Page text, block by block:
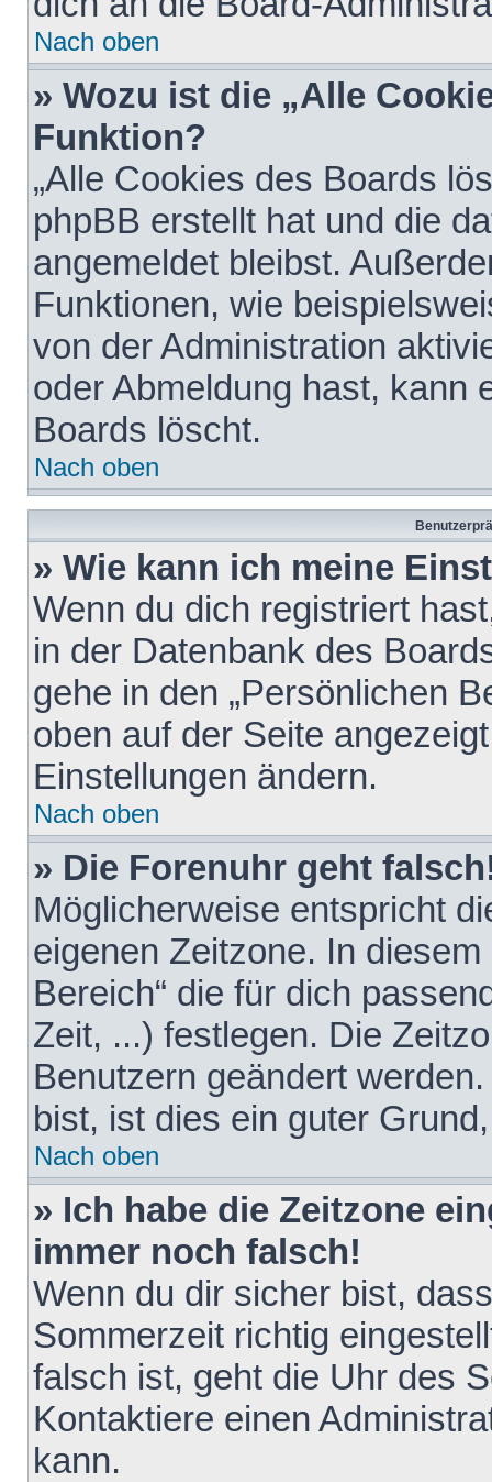
Nach oben
» Wozu ist die „Alle
Funktion?
„Alle Cookies des Boards
phpBB erstellt hat und die
angemeldet bleibst.
Funktionen, wie
von der Administration
oder Abmeldung hast, kann
Boards löscht.
Nach oben
» Wie kann ich meine
Wenn du dich registriert
in der Datenbank des
gehe in den „Persönlichen
oben auf der Seite
Einstellungen ändern.
Nach oben
» Die Forenuhr geht
Möglicherweise entspricht
eigenen Zeitzone. In
Bereich“ die für dich
Zeit, ...) festlegen. Die
Benutzern geändert
bist, ist dies ein guter
Nach oben
» Ich habe die Zeitzone
immer noch falsch!
Wenn du dir sicher bist,
Sommerzeit richtig
falsch ist, geht die Uhr des
Kontaktiere einen
kann.